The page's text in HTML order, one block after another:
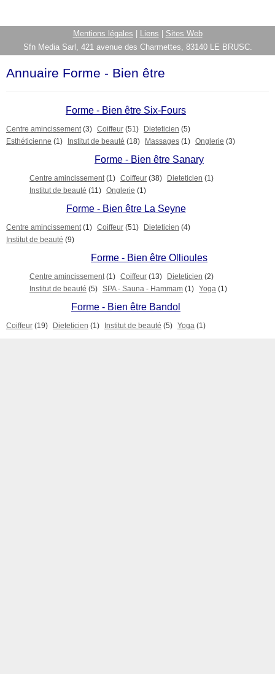
Mentions légales Liens
Sites Web
Sfn Media Sarl, 421 avenue des Charmettes, 83140 LE BRUSC.
Annuaire Forme - Bien être
Forme - Bien être Six-Fours
Centre amincissement (3) Coiffeur (51) Dieteticien (5)
Esthéticienne (1) Institut de beauté (18) Massages (1) Onglerie (3)
Forme - Bien être Sanary
Centre amincissement (1) Coiffeur (38) Dieteticien (1)
Institut de beauté (11) Onglerie (1)
Forme - Bien être La Seyne
Centre amincissement (1) Coiffeur (51) Dieteticien (4)
Institut de beauté (9)
Forme - Bien être Ollioules
Centre amincissement (1) Coiffeur (13) Dieteticien (2)
Institut de beauté (5) SPA - Sauna - Hammam (1) Yoga (1)
Forme - Bien être Bandol
Coiffeur (19) Dieteticien (1) Institut de beauté (5) Yoga (1)